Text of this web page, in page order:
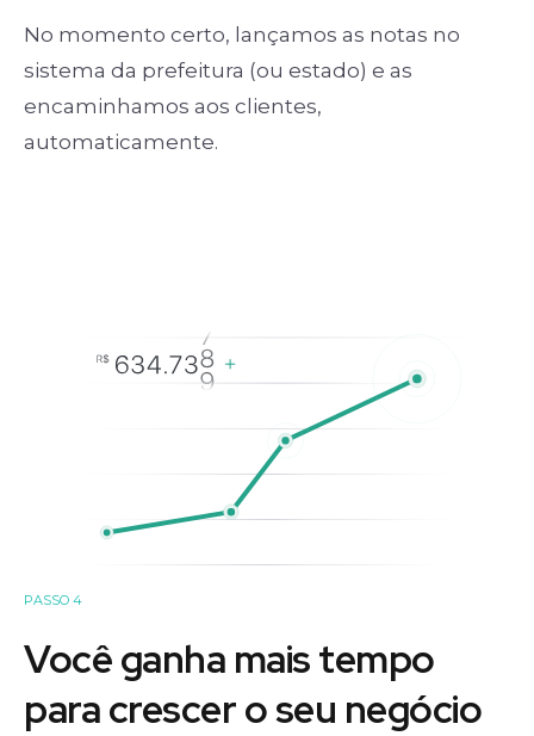
No momento certo, lançamos as notas no
sistema da prefeitura (ou estado) e as
encaminhamos aos clientes,
automaticamente.
PASSO 4
Você ganha mais tempo
para crescer o seu negócio